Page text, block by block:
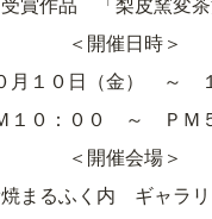
受賞作品 「梨皮窯変
＜開催日時＞
月１０日（金） ～
１０：００ ～ ＰＭ
＜開催会場＞
まるふく内 ギャラ